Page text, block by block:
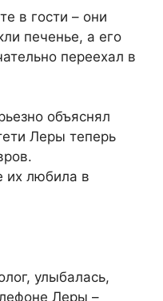
в гости – они
печенье, а его
переехал в
объяснял
Леры теперь
их любила в
улыбалась,
Леры –